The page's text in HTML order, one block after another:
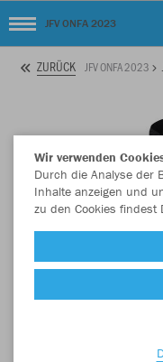
JFV ONFA 2023
ZURÜCK JFV ONFA 2023
Wir verwenden
Durch die Analyse der
Inhalte anzeigen und
zu den Cookies findest